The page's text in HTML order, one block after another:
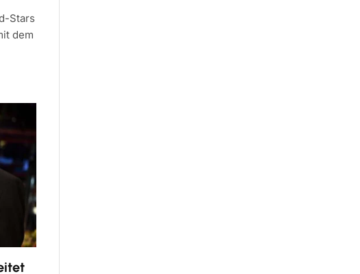
Stars
dem